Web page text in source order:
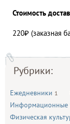
Рубрики:
Ежедневники 1
Информационные
Физическая
Стоимость
220₽ (заказная